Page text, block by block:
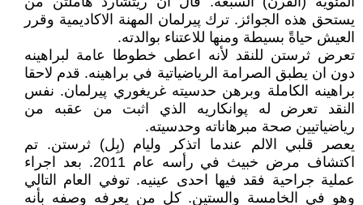
يستحق هذه الجوائز. ترك پيرلمان المهنة الاكاديمية وقرر
العيش حياةً بسيطة ومنها للاعتناء بوالدته.
تعرض ثرستن للنقد لأنه اعطى خطوطا عامة لبراهينه
دون ان يطبق الصرامة الرياضياتية في براهينه. قدم لاحقا
براهينه الكاملة وبرهن حدسيته غريغوري پيرلمان. نفس
النقد تعرض له پوانكاريه الذي اثبت من عقبه من
رياضياتيين صحة مبرهاناته وحدسيته.
يعصر قلبي الالم عندما اتذكر وليام (بِل) ثرستن. تم
اكتشاف مرض خبيث في رأسه عام 2011. بعد اجراء
عملية جراحية فقد فيها احدى عينيه. توفي العام التالي
وهو في الخامسة والستين. كل من يعرفه وصفه بأنه